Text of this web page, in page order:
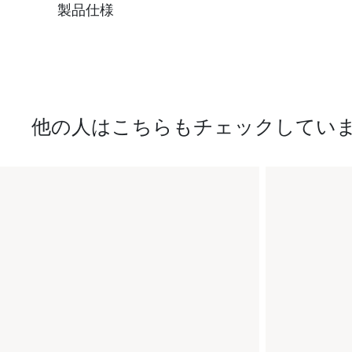
製品仕様
他の人はこちらもチェックしてい